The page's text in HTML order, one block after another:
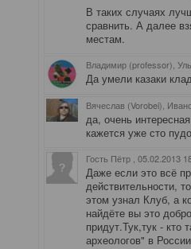
В таких случаях
сравнить. А далее
местам.
Владимир (professor),
Да умели казаки
Вячеслав (Vorobei),
да, очень
кажется уже сто
Гость Пётр , 05.02.2013
Даже если это всё
действительности,
этом узнал Клуб, а
найдёте вы это
придут.Тук,тук -
археологов" в